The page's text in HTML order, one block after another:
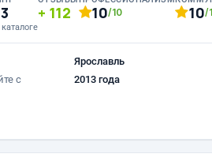
112 10/10 10/
Ярославль
с
2013 года